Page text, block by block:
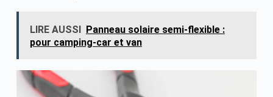
LIRE AUSSI Panneau solaire semi-flexible :
pour camping-car et van